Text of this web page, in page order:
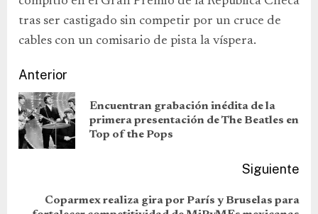
tras ser castigado sin competir por un cruce de
cables con un comisario de pista la víspera.
Anterior
Encuentran grabación inédita de la
primera presentación de The Beatles en
Top of the Pops
Siguiente
Coparmex realiza gira por París y Bruselas para